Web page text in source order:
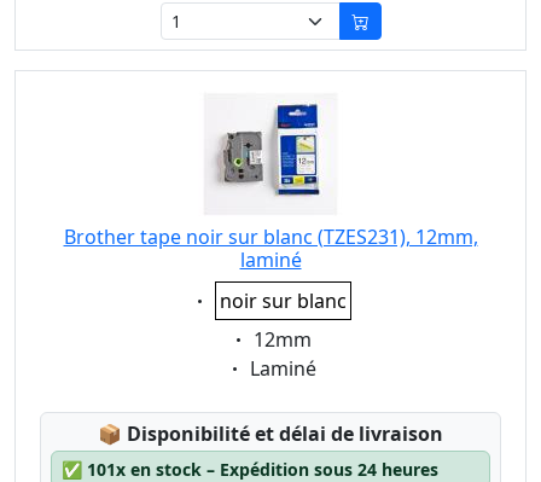
Brother tape noir sur blanc (TZES231), 12mm,
laminé
Eigenschaft:
noir sur blanc
Eigenschaft:
12mm
Eigenschaft:
Laminé
📦 Lagerstatus:
Disponibilité et délai de livraison
✅ 101x en stock – Expédition sous 24 heures